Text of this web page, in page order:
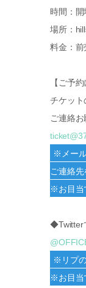
時間：
場所：
料金：
【ご予
チケット
ご連絡お
※メー
ご連絡
※お目当
◆Twitter
※リプ
※お目当